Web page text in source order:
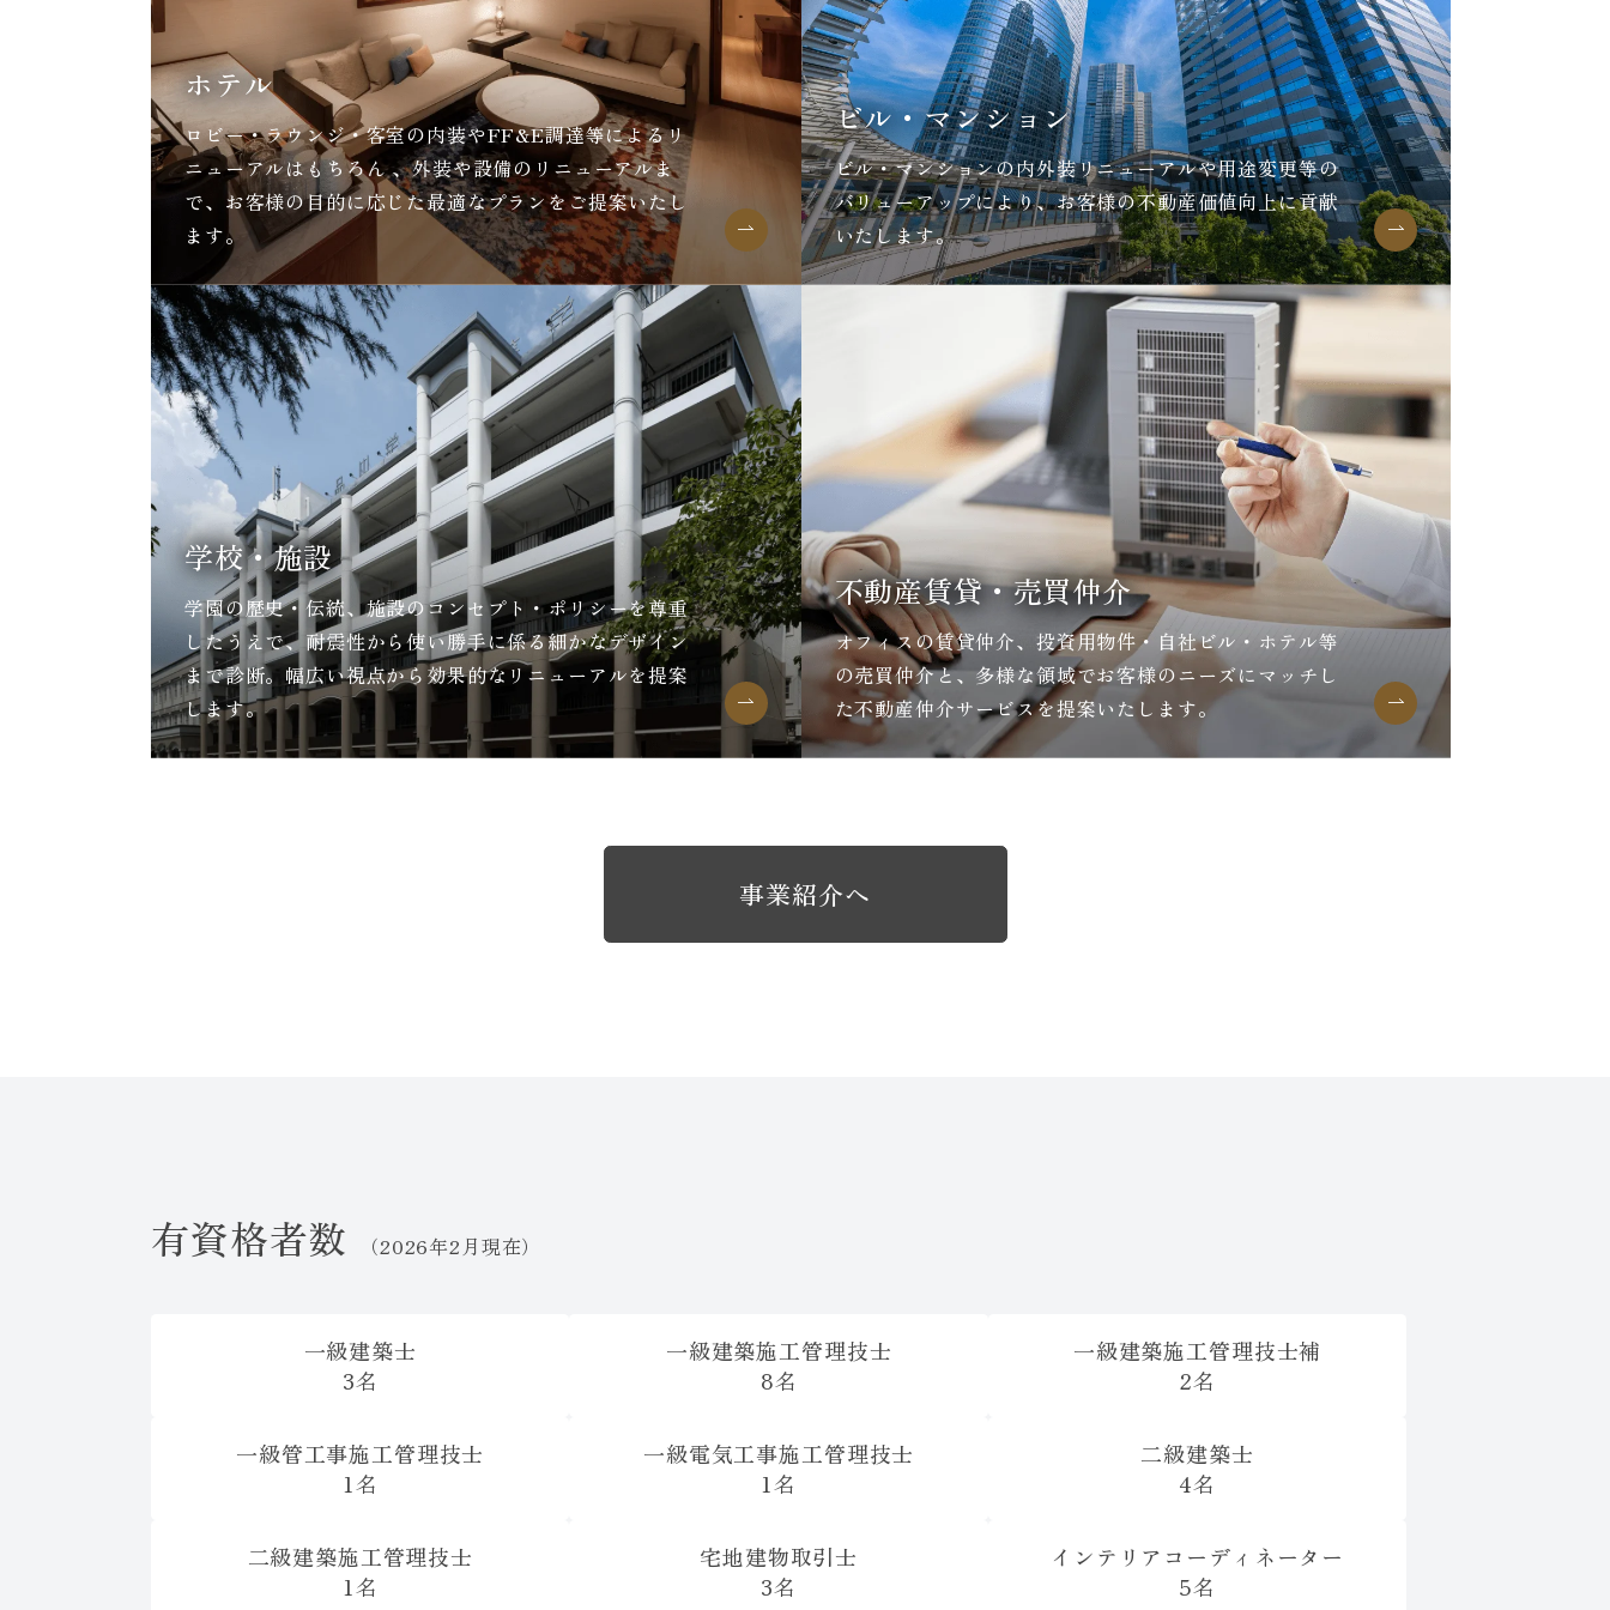
ホテル
ロビー・ラウンジ・客室の内装やFF&E調達等によるリ
ニューアルはもちろん 、外装や設備のリニューアルま
で、お客様の目的に応じた最適なプランをご提案いたし
ます。
ビル・マンション
ビル・マンションの内外装リニューアルや用途変更等の
バリューアップにより、お客様の不動産価値向上に貢献
いたします。
学校・施設
学園の歴史・伝統、施設のコンセプト・ポリシーを尊重
したうえで、耐震性から使い勝手に係る細かなデザイン
まで診断。幅広い視点から効果的なリニューアルを提案
します。
不動産賃貸・売買仲介
オフィスの賃貸仲介、投資用物件・自社ビル・ホテル等
の売買仲介と、多様な領域でお客様のニーズにマッチし
た不動産仲介サービスを提案いたします。
事業紹介へ
有資格者数 （2026年2月現在）
一級建築士
3名
一級建築施工管理技士
8名
一級建築施工管理技士補
2名
一級管工事施工管理技士
1名
一級電気工事施工管理技士
1名
二級建築士
4名
二級建築施工管理技士
1名
宅地建物取引士
3名
インテリアコーディネーター
5名